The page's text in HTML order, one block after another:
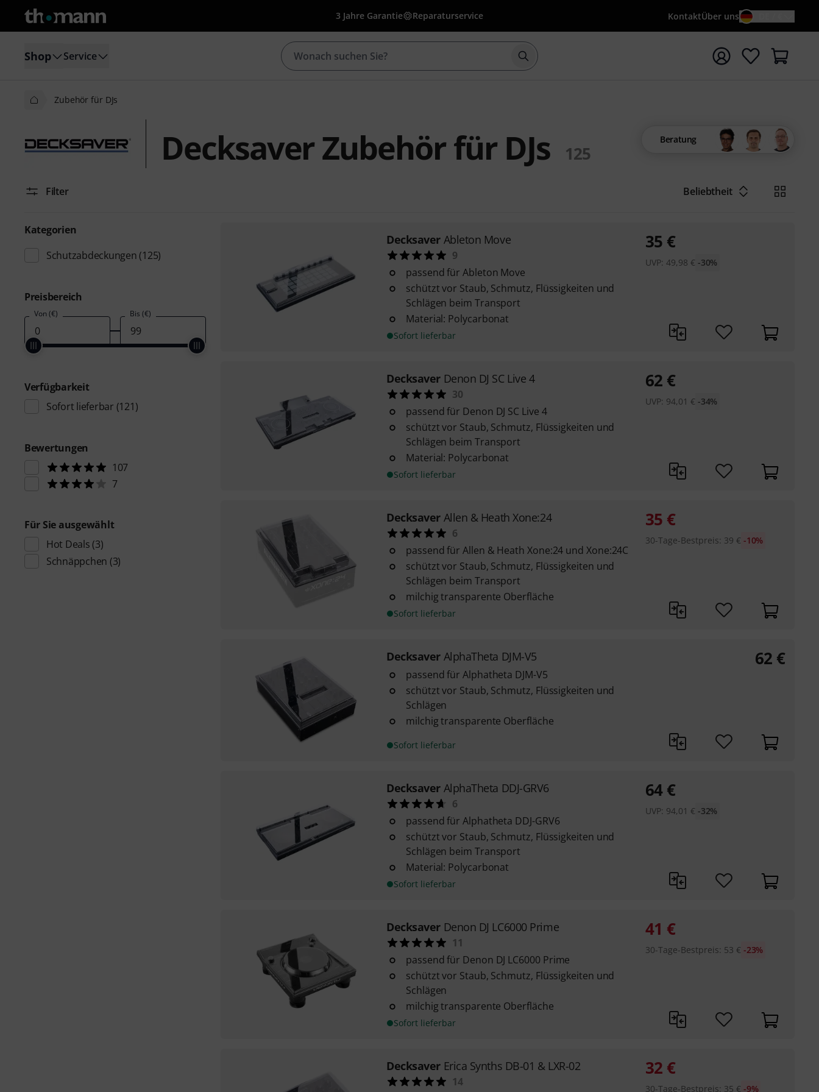
3 Jahre Garantie Reparaturservice KontaktÜber uns
Shop Service Suche mit Suchwort {searchTerm} starten
Zubehör für DJs
Decksaver Zubehör für DJs 125
Beratung
Filter Beliebtheit
Kategorien
Schutzabdeckungen (125)
Preisbereich
Von (€) Bis (€)
Verfügbarkeit
Sofort lieferbar (121)
Bewertungen
107
7
Für Sie ausgewählt
Hot Deals (3)
Schnäppchen (3)
Decksaver Ableton Move
9
passend für Ableton Move
schützt vor Staub, Schmutz, Flüssigkeiten und
Schlägen beim Transport
Material: Polycarbonat
Sofort lieferbar
35 €
UVP:49,98 € -30%
Decksaver Denon DJ SC Live 4
30
passend für Denon DJ SC Live 4
schützt vor Staub, Schmutz, Flüssigkeiten und
Schlägen beim Transport
Material: Polycarbonat
Sofort lieferbar
62 €
UVP: 94,01 € -34%
Decksaver Allen & Heath Xone:24
6
passend für Allen & Heath Xone:24 und Xone:24C
schützt vor Staub, Schmutz, Flüssigkeiten und
Schlägen beim Transport
milchig transparente Oberfläche
Sofort lieferbar
35 €
30-Tage-Bestpreis: 39 € -10%
Decksaver AlphaTheta DJM-V5
passend für Alphatheta DJM-V5
schützt vor Staub, Schmutz, Flüssigkeiten und
Schlägen
milchig transparente Oberfläche
Sofort lieferbar
62 €
Decksaver AlphaTheta DDJ-GRV6
6
passend für Alphatheta DDJ-GRV6
schützt vor Staub, Schmutz, Flüssigkeiten und
Schlägen beim Transport
Material: Polycarbonat
Sofort lieferbar
64 €
UVP: 94,01 € -32%
Decksaver Denon DJ LC6000 Prime
11
passend für Denon DJ LC6000 Prime
schützt vor Staub, Schmutz, Flüssigkeiten und
Schlägen
milchig transparente Oberfläche
Sofort lieferbar
41 €
30-Tage-Bestpreis: 53 € -23%
Decksaver Erica Synths DB-01 & LXR-02
14
32 €
30-Tage-Bestpreis: 35 € -9%